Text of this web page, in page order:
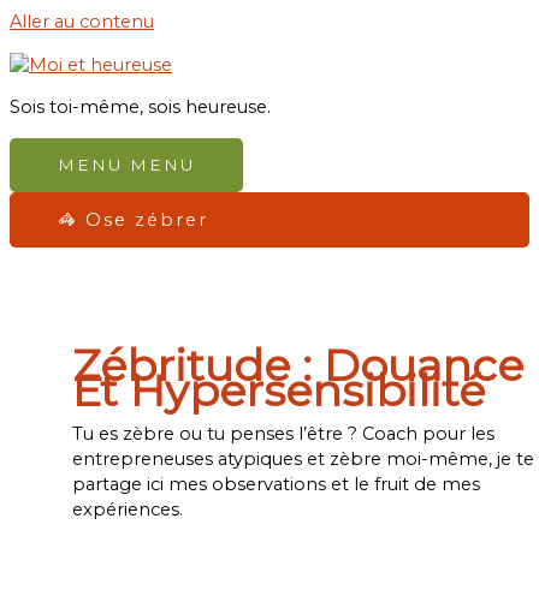
Aller au contenu
Sois toi-même, sois heureuse.
MENU MENU
🦓 Ose zébrer
Zébritude : Douance
Et Hypersensibilité
Tu es zèbre ou tu penses l’être ? Coach pour les
entrepreneuses atypiques et zèbre moi-même, je te
partage ici mes observations et le fruit de mes
expériences.